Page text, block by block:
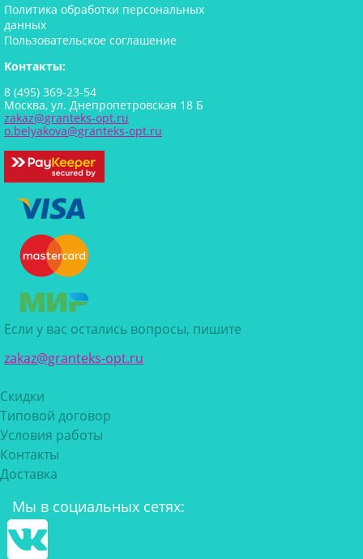
Политика обработки персональных
данных
Пользовательское соглашение
Контакты:
8 (495) 369-23-54
Москва, ул. Днепропетровская 18 Б
zakaz@granteks-opt.ru
o.belyakova@granteks-opt.ru
Если у вас остались вопросы, пишите
zakaz@granteks-opt.ru
Скидки
Типовой договор
Условия работы
Контакты
Доставка
Мы в социальных сетях: